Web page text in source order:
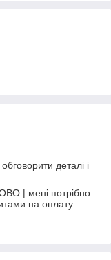
деталі і
| мені потрібно
на оплату